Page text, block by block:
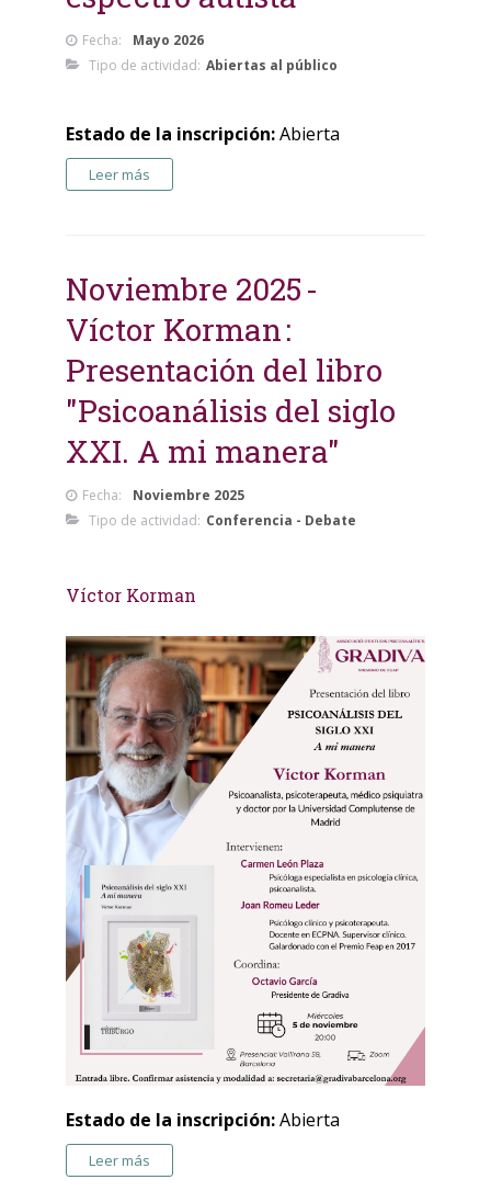
Fecha:
Mayo 2026
Tipo de actividad: Abiertas al público
Estado de la inscripción:Abierta
Leer más
Noviembre 2025
Víctor Korman
Presentación del libro
"Psicoanálisis del siglo
XXI. A mi manera"
Fecha:
Noviembre 2025
Tipo de actividad: Conferencia - Debate
Víctor Korman
Estado de la inscripción:Abierta
Leer más